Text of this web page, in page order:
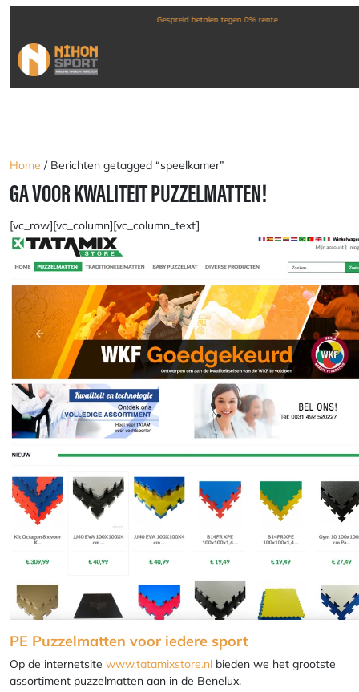
Home / Berichten getagged “speelkamer”
GA VOOR KWALITEIT PUZZELMATTEN!
[vc_row][vc_column][vc_column_text]
PE Puzzelmatten voor iedere sport
Op de internetsite www.tatamixstore.nl bieden we het grootste
assortiment puzzelmatten aan in de Benelux.